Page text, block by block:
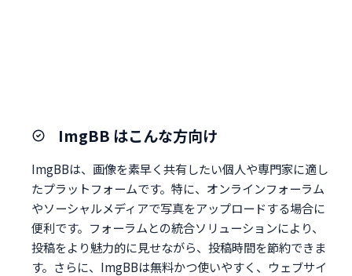
ImgBB はこんな方向け
ImgBBは、画像を素早く共有したい個人や専門家に適し
たプラットフォームです。特に、オンラインフォーラム
やソーシャルメディアで写真をアップロードする場合に
便利です。フォーラムとの統合ソリューションにより、
投稿をより魅力的に見せながら、投稿時間を節約できま
す。さらに、ImgBBは無料かつ使いやすく、ウェブサイ